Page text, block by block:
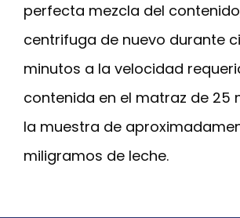
perfecta mezcla del
centrifuga de nuevo durante
minutos a la velocidad
contenida en el matraz de 25
la muestra de
miligramos de leche.